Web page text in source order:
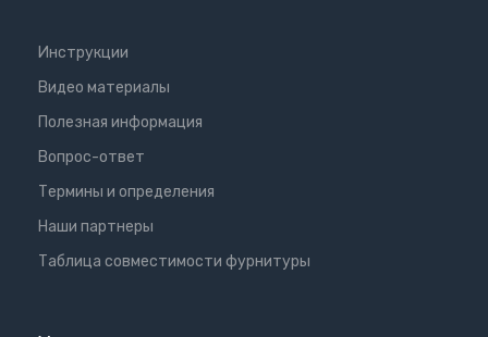
Инструкции
Видео материалы
Полезная информация
Вопрос-ответ
Термины и определения
Наши партнеры
Таблица совместимости фурнитуры